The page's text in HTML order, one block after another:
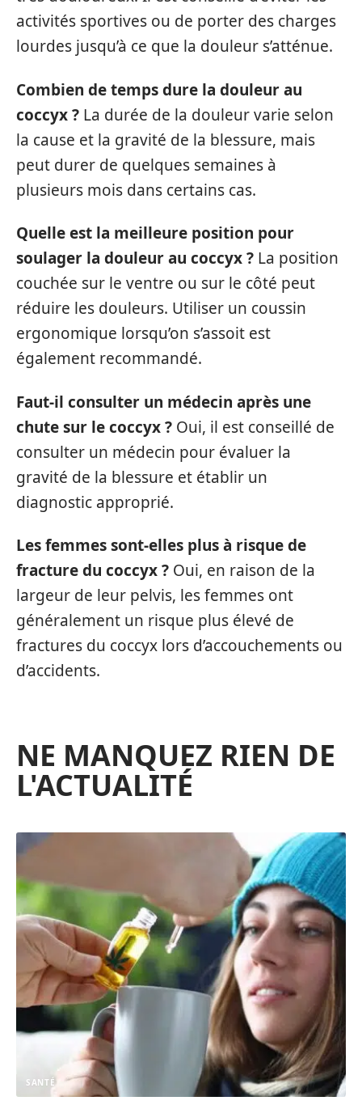
activités sportives ou de porter des charges
lourdes jusqu’à ce que la douleur s’atténue.
Combien de temps dure la douleur au
coccyx ? La durée de la douleur varie selon
la cause et la gravité de la blessure, mais
peut durer de quelques semaines à
plusieurs mois dans certains cas.
Quelle est la meilleure position pour
soulager la douleur au coccyx ? La position
couchée sur le ventre ou sur le côté peut
réduire les douleurs. Utiliser un coussin
ergonomique lorsqu’on s’assoit est
également recommandé.
Faut-il consulter un médecin après une
chute sur le coccyx ? Oui, il est conseillé de
consulter un médecin pour évaluer la
gravité de la blessure et établir un
diagnostic approprié.
Les femmes sont-elles plus à risque de
fracture du coccyx ? Oui, en raison de la
largeur de leur pelvis, les femmes ont
généralement un risque plus élevé de
fractures du coccyx lors d’accouchements ou
d’accidents.
NE MANQUEZ RIEN DE
L'ACTUALITÉ
SANTÉ